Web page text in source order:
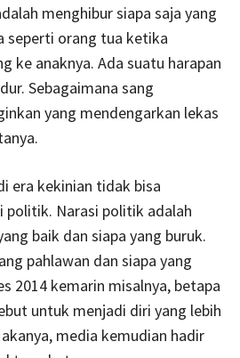
menghibur siapa saja yang
seperti orang tua ketika
ke anaknya. Ada suatu harapan
Sebagaimana sang
yang mendengarkan lekas
era kekinian tidak bisa
politik. Narasi politik adalah
baik dan siapa yang buruk.
pahlawan dan siapa yang
2014 kemarin misalnya, betapa
untuk menjadi diri yang lebih
media kemudian hadir